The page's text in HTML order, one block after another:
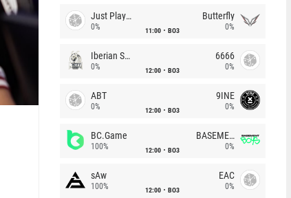
Just Players
0% 11:00 BO3
Butterfly
0%
Iberian Soul
0% 12:00 BO3
6666
0%
ABT
0% 12:00 BO3
9INE
0%
BC.Game
100% 12:00 BO3
BASEMENT BOYS
0%
sAw
100% 12:00 BO3
EAC
0%